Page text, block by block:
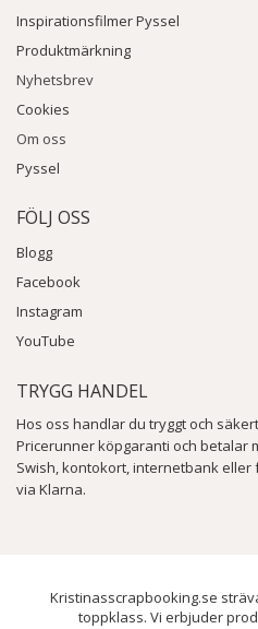
Inspirationsfilmer Pyssel
Produktmärkning
Nyhetsbrev
Cookies
Om oss
Pyssel
FÖLJ OSS
Blogg
Facebook
Instagram
YouTube
TRYGG HANDEL
Hos oss handlar du tryggt och
Pricerunner köpgaranti och betalar
Swish, kontokort, internetbank eller
via Klarna.
Kristinasscrapbooking.se
toppklass. Vi erbjuder